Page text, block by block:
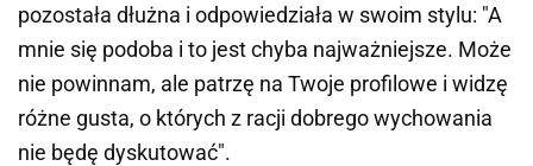
pozostała dłużna i odpowiedziała w swoim stylu: "A
mnie się podoba i to jest chyba najważniejsze. Może
nie powinnam, ale patrzę na Twoje profilowe i widzę
różne gusta, o których z racji dobrego wychowania
nie będę dyskutować".